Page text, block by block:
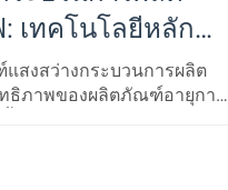
เทคโนโลยีหลัก
สงสว่างกระบวนการผลิต
ธิภาพของผลิตภัณฑ์อายุการ